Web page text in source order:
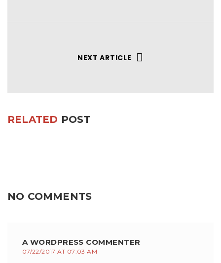
NEXT ARTICLE
RELATED POST
NO COMMENTS
A WORDPRESS COMMENTER
07/22/2017 AT 07:03 AM